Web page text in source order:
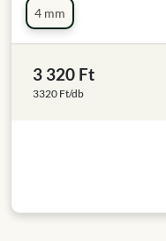
4 mm
3 320 Ft
3320 Ft/db